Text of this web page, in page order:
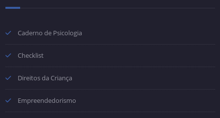
Caderno de Psicologia
Checklist
Direitos da Criança
Empreendedorismo